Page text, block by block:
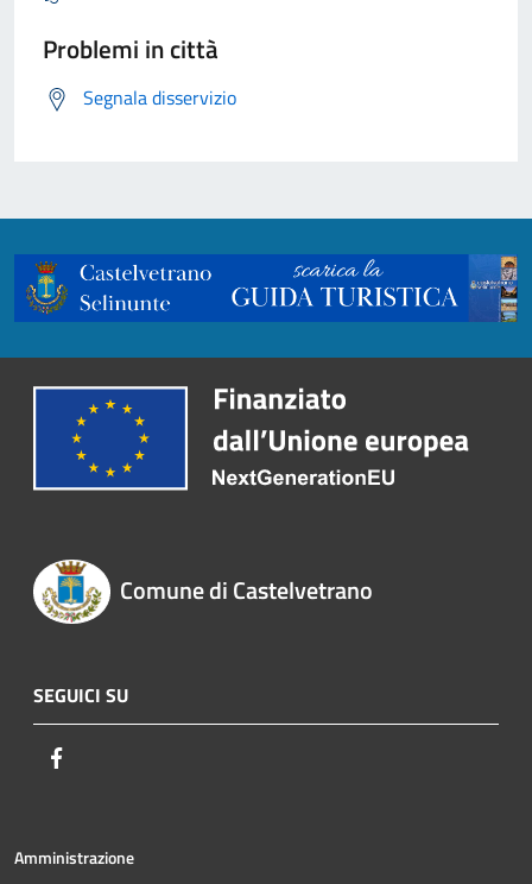
Problemi in città
Segnala disservizio
Comune di Castelvetrano
SEGUICI SU
Amministrazione